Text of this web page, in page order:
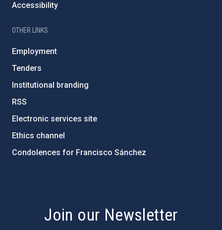
Accessibility
OTHER LINKS
Employment
Tenders
Institutional branding
RSS
Electronic services site
Ethics channel
Condolences for Francisco Sánchez
Join our Newsletter